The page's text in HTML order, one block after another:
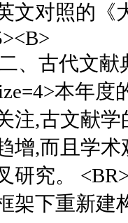
文对照的《
、古代文
本年度
注,古文献
增,而且学
研究。
架下重新建